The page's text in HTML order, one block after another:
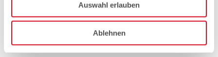
Auswahl erlauben
Ablehnen